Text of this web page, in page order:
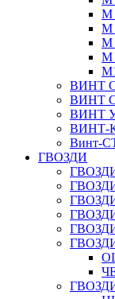
М
М
М
М
ВИНТ
ВИНТ
ВИНТ
ВИНТ-
Винт-
ГВОЗДИ